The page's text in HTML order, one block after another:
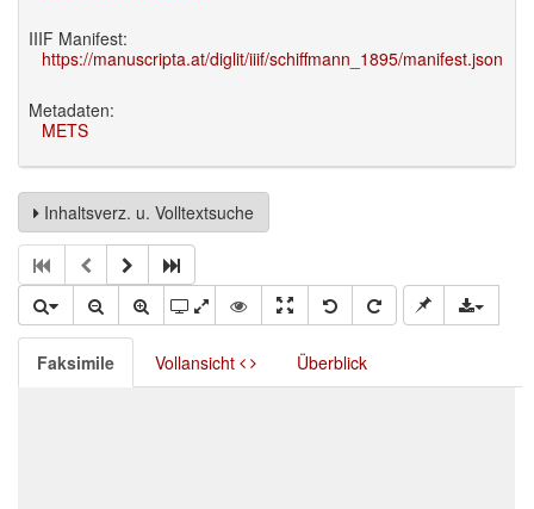
IIIF Manifest:
https://manuscripta.at/diglit/iiif/schiffmann_1895/manifest.json
Metadaten:
METS
Inhaltsverz. u. Volltextsuche
Faksimile Vollansicht Überblick